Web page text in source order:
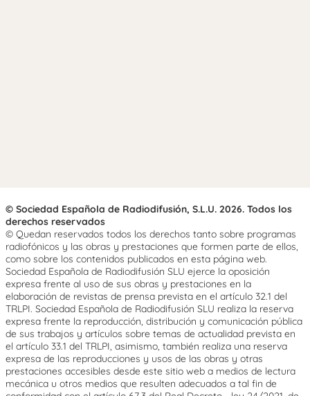
© Sociedad Española de Radiodifusión, S.L.U. 2026. Todos los
derechos reservados
© Quedan reservados todos los derechos tanto sobre programas
radiofónicos y las obras y prestaciones que formen parte de ellos,
como sobre los contenidos publicados en esta página web.
Sociedad Española de Radiodifusión SLU ejerce la oposición
expresa frente al uso de sus obras y prestaciones en la
elaboración de revistas de prensa prevista en el artículo 32.1 del
TRLPI. Sociedad Española de Radiodifusión SLU realiza la reserva
expresa frente la reproducción, distribución y comunicación pública
de sus trabajos y artículos sobre temas de actualidad prevista en
el artículo 33.1 del TRLPI, asimismo, también realiza una reserva
expresa de las reproducciones y usos de las obras y otras
prestaciones accesibles desde este sitio web a medios de lectura
mecánica u otros medios que resulten adecuados a tal fin de